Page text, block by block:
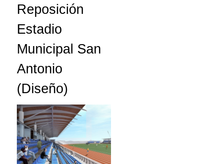
Reposición
Estadio
Municipal San
Antonio
(Diseño)